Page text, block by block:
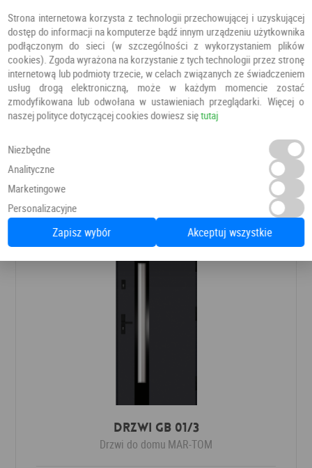
6 855,20 PLN
Drzwi GB 01/3
Drzwi do domu MAR-TOM
Strona internetowa korzysta z technologii przechowującej i uzyskującej
dostęp do informacji na komputerze bądź innym urządzeniu użytkownika
podłączonym do sieci (w szczególności z wykorzystaniem plików
cookies). Zgoda wyrażona na korzystanie z tych technologii przez stronę
internetową lub podmioty trzecie, w celach związanych ze świadczeniem
usług drogą elektroniczną, może w każdym momencie zostać
zmodyfikowana lub odwołana w ustawieniach przeglądarki. Więcej o
naszej polityce dotyczącej cookies dowiesz siętutaj
Niezbędne
Analityczne
Marketingowe
Personalizacyjne
Zapisz wybór Akceptuj wszystkie